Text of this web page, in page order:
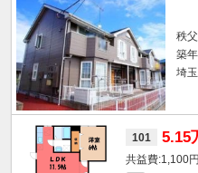
秩
築
埼
101 5.15
1,100円